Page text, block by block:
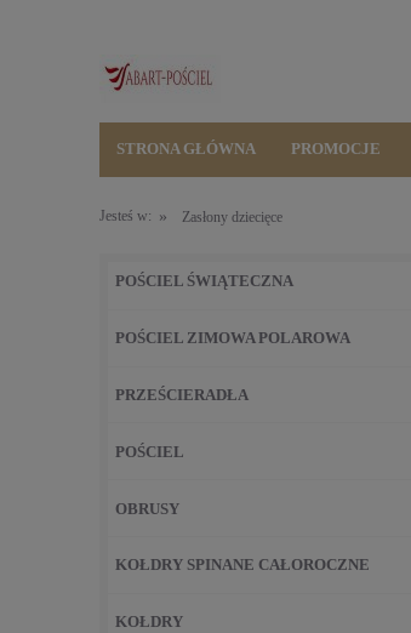
STRONA GŁÓWNA PROMOCJE
Jesteś w: » Zasłony dziecięce
POŚCIEL ŚWIĄTECZNA
POŚCIEL ZIMOWA POLAROWA
PRZEŚCIERADŁA
POŚCIEL
OBRUSY
KOŁDRY SPINANE CAŁOROCZNE
KOŁDRY